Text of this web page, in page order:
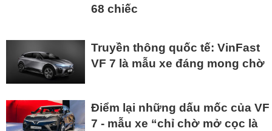
68 chiếc
Truyền thông quốc tế: VinFast
VF 7 là mẫu xe đáng mong chờ
Điểm lại những dấu mốc của VF
7 - mẫu xe “chỉ chờ mở cọc là